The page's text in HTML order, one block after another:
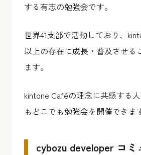
する有志の勉強会です。
世界41支部で活動しており、
以上の存在に成長・普及させる
ます。
kintone Caféの理念に共感する
もどこでも勉強会を開催できま
cybozu developer コミ